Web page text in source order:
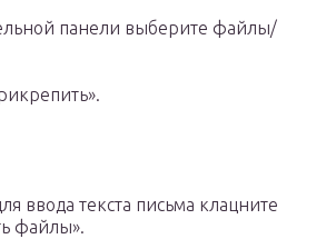
панели выберите файлы/
ввода текста письма клацните
файлы».